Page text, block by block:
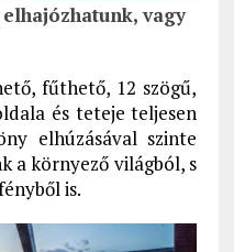
vagy
fűthető, 12 szögű,
és teteje teljesen
elhúzásával szinte
a környező világból, s
is.